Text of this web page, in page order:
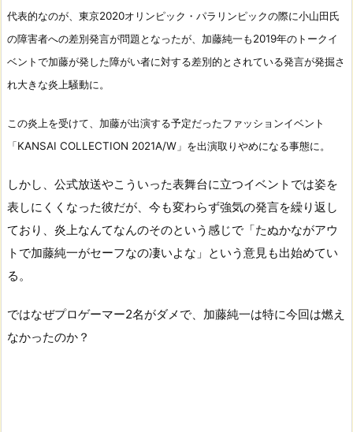
代表的なのが、東京2020オリンピック・パラリンピックの際に小山田氏
の障害者への差別発言が問題となったが、加藤純一も2019年のトークイ
ベントで加藤が発した障がい者に対する差別的とされている発言が発掘さ
れ大きな炎上騒動に。
この炎上を受けて、加藤が出演する予定だったファッションイベント
「KANSAI COLLECTION 2021A/W」を出演取りやめになる事態に。
しかし、公式放送やこういった表舞台に立つイベントでは姿を
表しにくくなった彼だが、今も変わらず強気の発言を繰り返し
ており、炎上なんてなんのそのという感じで「たぬかながアウ
トで加藤純一がセーフなの凄いよな」という意見も出始めてい
る。
ではなぜプロゲーマー2名がダメで、加藤純一は特に今回は燃え
なかったのか？